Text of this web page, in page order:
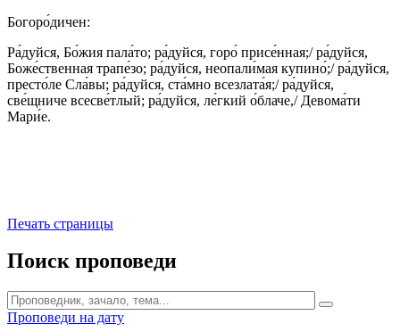
Богоро́дичен:
Ра́дуйся, Бо́жия пала́то; ра́дуйся, горо́ присе́нная;/ ра́дуйся,
Боже́ственная трапе́зо; ра́дуйся, неопали́мая купино́;/ ра́дуйся,
престо́ле Сла́вы; ра́дуйся, ста́мно всезлата́я;/ ра́дуйся,
све́щниче всесве́тлый; ра́дуйся, ле́гкий о́блаче,/ Девома́ти
Мари́е.
Печать страницы
Поиск проповеди
Проповеди на дату